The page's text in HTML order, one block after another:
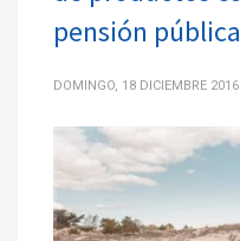
pensión pública
DOMINGO, 18 DICIEMBRE 2016